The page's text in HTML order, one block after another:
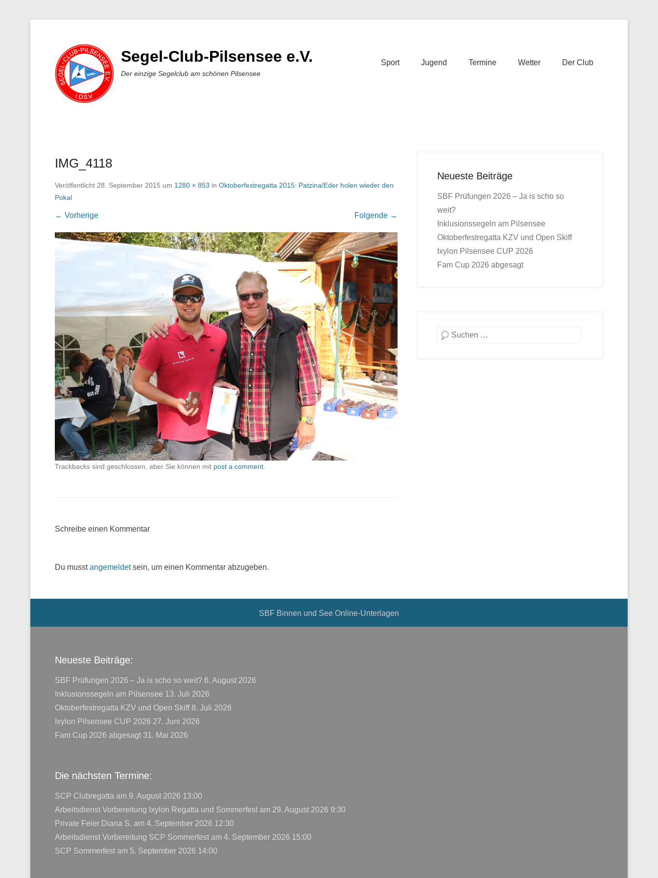
Segel-Club-Pilsensee e.V.
Der einzige Segelclub am schönen Pilsensee
Sport Jugend Termine Wetter Der Club
IMG_4118
Veröffentlicht 28. September 2015 um 1280 × 853 in Oktoberfestregatta 2015: Patzina/Eder holen wieder den
Pokal
← Vorherige Folgende →
Trackbacks sind geschlossen, aber Sie können mit post a comment.
Schreibe einen Kommentar
Du musstangemeldetsein, um einen Kommentar abzugeben.
Neueste Beiträge
SBF Prüfungen 2026 – Ja is scho so
weit?
Inklusionssegeln am Pilsensee
Oktoberfestregatta KZV und Open Skiff
Ixylon Pilsensee CUP 2026
Fam Cup 2026 abgesagt
Suche
SBF Binnen und See Online-Unterlagen
Neueste Beiträge:
SBF Prüfungen 2026 – Ja is scho so weit? 6. August 2026
Inklusionssegeln am Pilsensee 13. Juli 2026
Oktoberfestregatta KZV und Open Skiff 8. Juli 2026
Ixylon Pilsensee CUP 2026 27. Juni 2026
Fam Cup 2026 abgesagt 31. Mai 2026
Die nächsten Termine:
SCP Clubregatta am 9. August 2026 13:00
Arbeitsdienst Vorbereitung Ixylon Regatta und Sommerfest am 29. August 2026 9:30
Private Feier Diana S. am 4. September 2026 12:30
Arbeitsdienst Vorbereitung SCP Sommerfest am 4. September 2026 15:00
SCP Sommerfest am 5. September 2026 14:00